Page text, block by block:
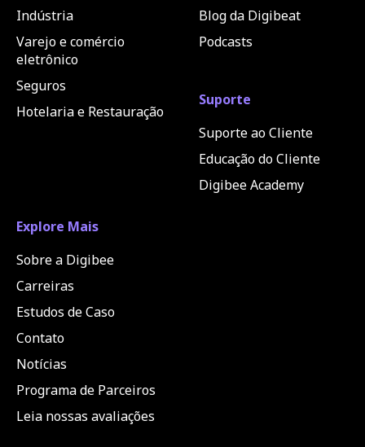
Indústria
Varejo e comércio
eletrônico
Seguros
Hotelaria e Restauração
Blog da Digibeat
Podcasts
Suporte
Suporte ao Cliente
Educação do Cliente
Digibee Academy
Explore Mais
Sobre a Digibee
Carreiras
Estudos de Caso
Contato
Notícias
Programa de Parceiros
Leia nossas avaliações